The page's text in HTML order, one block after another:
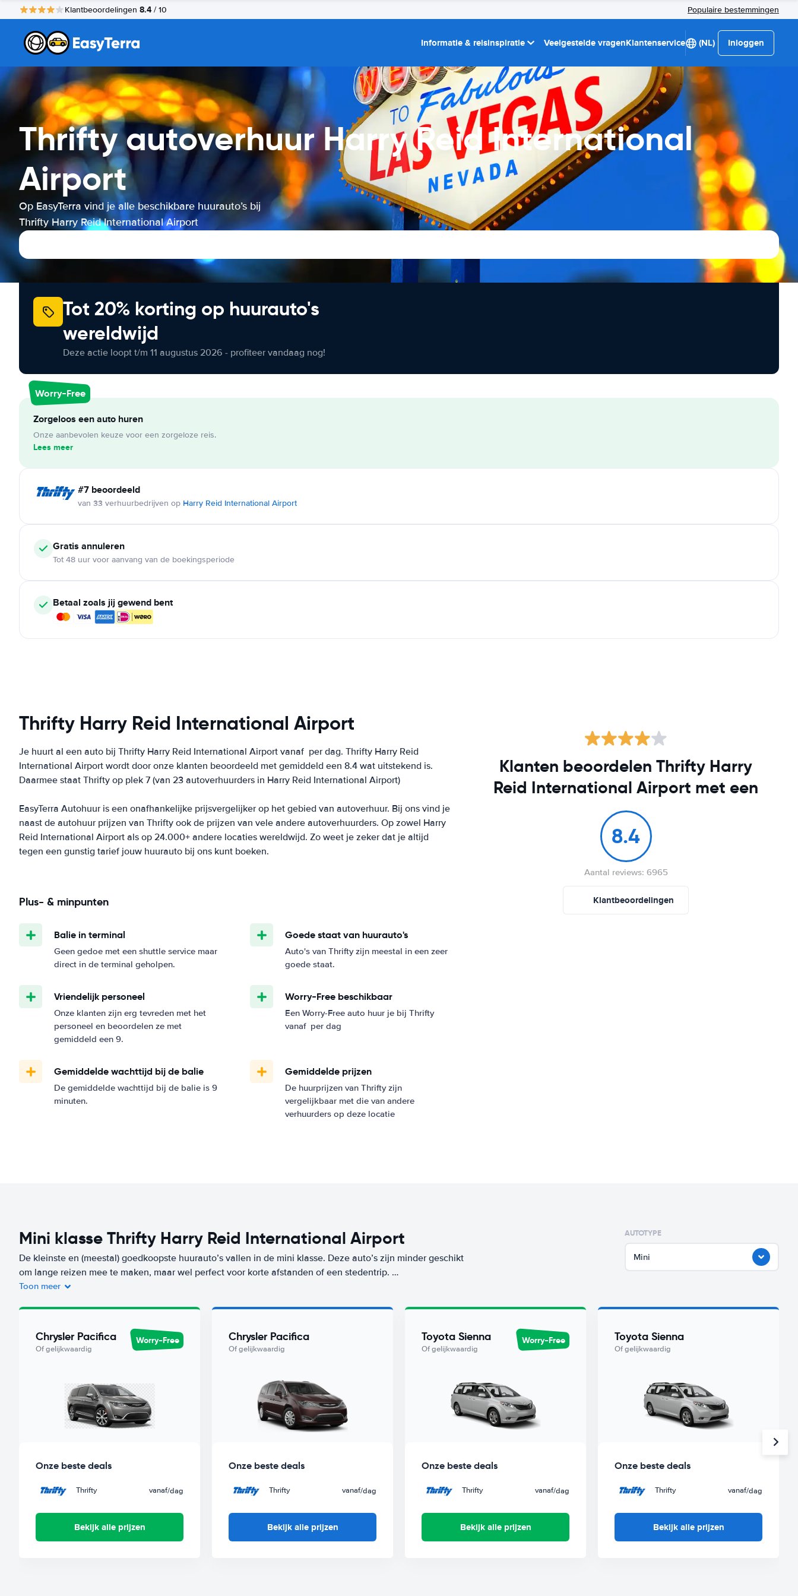
Klantbeoordelingen 8.4 / 10 Populaire bestemmingen
Informatie & reisinspiratie Veelgestelde vragenKlantenservice (NL) Inloggen
Thrifty autoverhuur Harry Reid International
Airport
Op EasyTerra vind je alle beschikbare huurauto’s bij
Thrifty Harry Reid International Airport
Tot 20% korting op huurauto's
wereldwijd
Deze actie loopt t/m 11 augustus 2026 - profiteer vandaag nog!
Worry-Free
Zorgeloos een auto huren
Onze aanbevolen keuze voor een zorgeloze reis.
Lees meer
#7 beoordeeld
van 33 verhuurbedrijven op Harry Reid International Airport
Gratis annuleren
Tot 48 uur voor aanvang van de boekingsperiode
Betaal zoals jij gewend bent
Thrifty Harry Reid International Airport
Je huurt al een auto bij Thrifty Harry Reid International Airport vanaf per dag. Thrifty Harry Reid
International Airport wordt door onze klanten beoordeeld met gemiddeld een 8.4 wat uitstekend is.
Daarmee staat Thrifty op plek 7 (van 23 autoverhuurders in Harry Reid International Airport)
EasyTerra Autohuur is een onafhankelijke prijsvergelijker op het gebied van autoverhuur. Bij ons vind je
naast de autohuur prijzen van Thrifty ook de prijzen van vele andere autoverhuurders. Op zowel Harry
Reid International Airport als op 24.000+ andere locaties wereldwijd. Zo weet je zeker dat je altijd
tegen een gunstig tarief jouw huurauto bij ons kunt boeken.
Plus- & minpunten
Balie in terminal
Geen gedoe met een shuttle service maar
direct in de terminal geholpen.
Goede staat van huurauto's
Auto's van Thrifty zijn meestal in een zeer
goede staat.
Vriendelijk personeel
Onze klanten zijn erg tevreden met het
personeel en beoordelen ze met
gemiddeld een 9.
Worry-Free beschikbaar
Een Worry-Free auto huur je bij Thrifty
vanaf per dag
Gemiddelde wachttijd bij de balie
De gemiddelde wachttijd bij de balie is 9
minuten.
Gemiddelde prijzen
De huurprijzen van Thrifty zijn
vergelijkbaar met die van andere
verhuurders op deze locatie
Klanten beoordelen Thrifty Harry
Reid International Airport met een
8.4
Aantal reviews: 6965
Klantbeoordelingen
Mini klasse Thrifty Harry Reid International Airport
De kleinste en (meestal) goedkoopste huurauto’s vallen in de mini klasse. Deze auto’s zijn minder geschikt
om lange reizen mee te maken, maar wel perfect voor korte afstanden of een stedentrip.
International Airport) vanafper dag. Zorgeloos op reis? Kies dan voor ons Worry-Free label. De
goedkoopste auto uit deze klasse met Worry-Free label huur je vanaf
Toon meer
AUTOTYPE
Mini
Chrysler Pacifica
Of gelijkwaardig
Worry-Free
Onze beste deals
Thrifty vanaf/dag
Bekijk alle prijzen
Chrysler Pacifica
Of gelijkwaardig
Onze beste deals
Thrifty vanaf/dag
Bekijk alle prijzen
Toyota Sienna
Of gelijkwaardig
Worry-Free
Onze beste deals
Thrifty vanaf/dag
Bekijk alle prijzen
Toyota Sienna
Of gelijkwaardig
Onze beste deals
Thrifty vanaf/dag
Bekijk alle prijzen